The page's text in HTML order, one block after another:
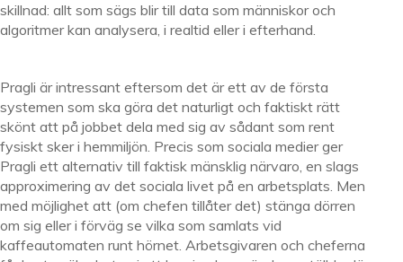
skillnad: allt som sägs blir till data som människor och
algoritmer kan analysera, i realtid eller i efterhand.
Pragli är intressant eftersom det är ett av de första
systemen som ska göra det naturligt och faktiskt rätt
skönt att på jobbet dela med sig av sådant som rent
fysiskt sker i hemmiljön. Precis som sociala medier ger
Pragli ett alternativ till faktisk mänsklig närvaro, en slags
approximering av det sociala livet på en arbetsplats. Men
med möjlighet att (om chefen tillåter det) stänga dörren
om sig eller i förväg se vilka som samlats vid
kaffeautomaten runt hörnet. Arbetsgivaren och cheferna